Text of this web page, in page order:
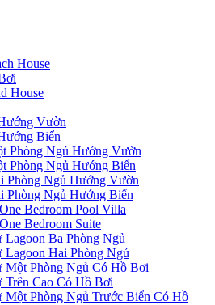
House
House
Vườn
Biển
Phòng Ngủ Hướng Vườn
Phòng Ngủ Hướng Biển
Phòng Ngủ Hướng Vườn
Phòng Ngủ Hướng Biển
Bedroom Pool Villa
Bedroom Suite
Lagoon Ba Phòng Ngủ
Lagoon Hai Phòng Ngủ
Một Phòng Ngủ Có Hồ Bơi
Trên Cao Có Hồ Bơi
Một Phòng Ngủ Trước Biển Có Hồ